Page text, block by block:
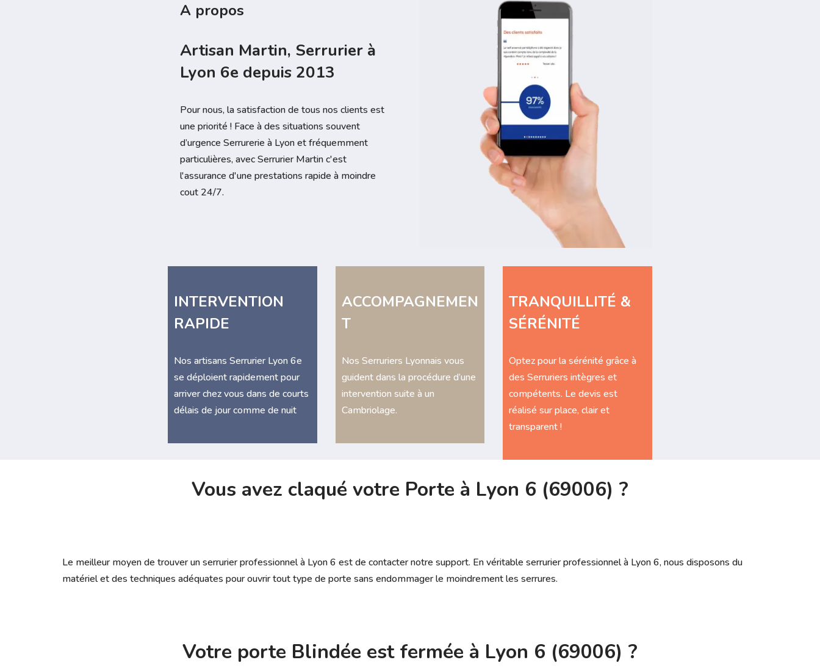
A propos
Artisan Martin, Serrurier à
Lyon 6e depuis 2013
Pour nous, la satisfaction de tous nos clients est
une priorité ! Face à des situations souvent
d’urgence Serrurerie à Lyon et fréquemment
particulières, avec Serrurier Martin c'est
l'assurance d'une prestations rapide à moindre
cout 24/7.
INTERVENTION
RAPIDE
Nos artisans Serrurier Lyon 6e
se déploient rapidement pour
arriver chez vous dans de courts
délais de jour comme de nuit
ACCOMPAGNEMEN
T
Nos Serruriers Lyonnais vous
guident dans la procédure d’une
intervention suite à un
Cambriolage.
TRANQUILLITÉ &
SÉRÉNITÉ
Optez pour la sérénité grâce à
des Serruriers intègres et
compétents. Le devis est
réalisé sur place, clair et
transparent !
Vous avez claqué votre Porte à Lyon 6 (69006) ?
Le meilleur moyen de trouver un serrurier professionnel à Lyon 6 est de contacter notre support. En véritable serrurier professionnel à Lyon 6, nous disposons du
matériel et des techniques adéquates pour ouvrir tout type de porte sans endommager le moindrement les serrures.
Votre porte Blindée est fermée à Lyon 6 (69006) ?